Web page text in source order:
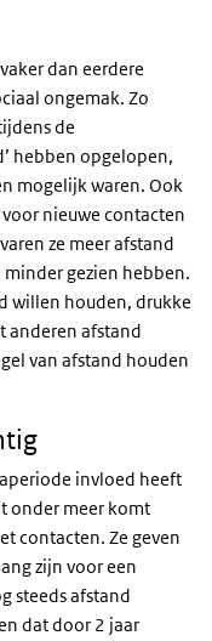
dan eerdere
ongemak. Zo
de
hebben opgelopen,
mogelijk waren. Ook
nieuwe contacten
ze meer afstand
gezien hebben.
willen houden, drukke
anderen afstand
van afstand houden
invloed heeft
onder meer komt
contacten. Ze geven
zijn voor een
steeds afstand
dat door 2 jaar